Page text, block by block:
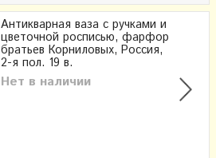
Антикварная ваза с ручками и
цветочной росписью, фарфор
братьев Корниловых, Россия,
2-я пол. 19 в.
Нет в наличии